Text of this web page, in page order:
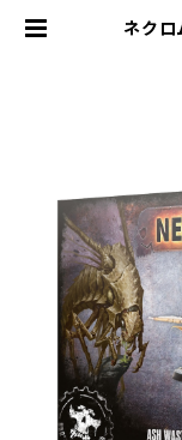
ネクロ